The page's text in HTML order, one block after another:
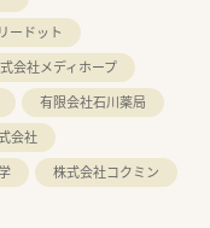
ードット
会社メディホープ
有限会社石川薬局
会社
株式会社コクミン